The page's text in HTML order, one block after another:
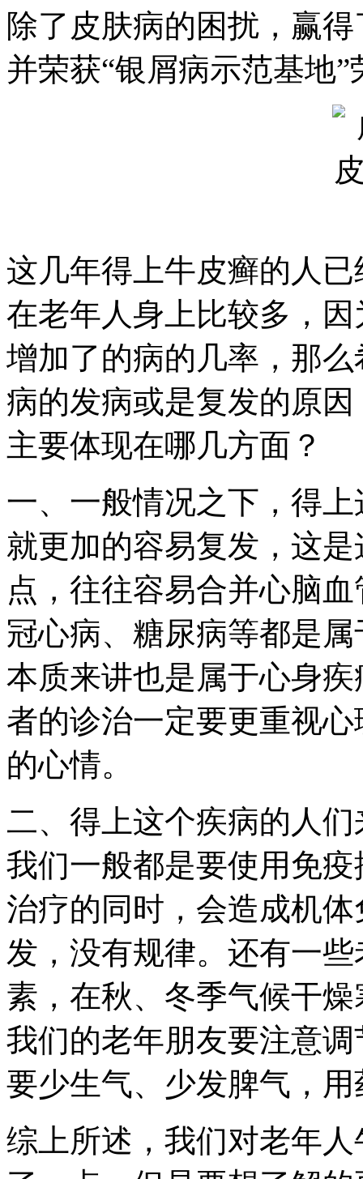
除了皮肤病的困扰，赢
并荣获“银屑病示范基地”
这几年得上牛皮癣的人
在老年人身上比较多，
增加了的病的几率，那
病的发病或是复发的原
主要体现在哪几方面？
一、一般情况之下，得
就更加的容易复发，这
点，往往容易合并心脑
冠心病、糖尿病等都是
本质来讲也是属于心身
者的诊治一定要更重视
的心情。
二、得上这个疾病的人
我们一般都是要使用免
治疗的同时，会造成机
发，没有规律。还有一
素，在秋、冬季气候干
我们的老年朋友要注意
要少生气、少发脾气，
综上所述，我们对老年